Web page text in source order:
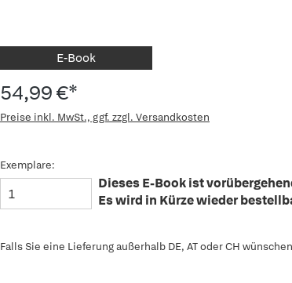
E-Book
54,99 €*
Preise inkl. MwSt., ggf. zzgl. Versandkosten
Exemplare:
Dieses E-Book ist
Es wird in Kürze wieder
Falls Sie eine Lieferung außerhalb DE, AT oder CH